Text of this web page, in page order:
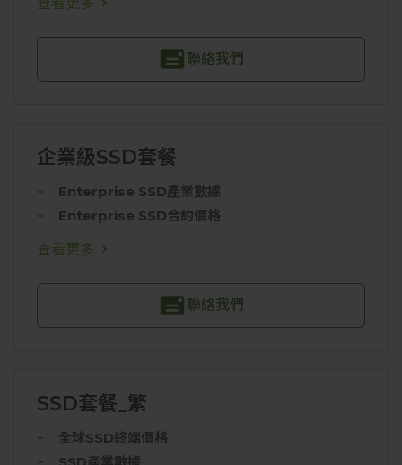
聯絡我們
企業級SSD套餐
Enterprise SSD產業數據
Enterprise SSD合約價格
查看更多
聯絡我們
SSD套餐_繁
全球SSD終端價格